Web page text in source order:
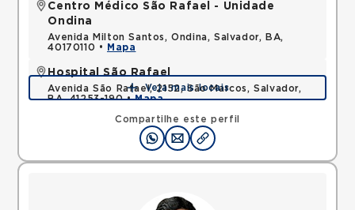
Compartilhe este perfil
Centro Médico São Rafael - Unidade
Ondina
Avenida Milton Santos, Ondina, Salvador, BA,
40170110 •
Mapa
Hospital São Rafael
Avenida São Rafael, 2152, São Marcos, Salvador,
BA, 41253-190 •Mapa
Veja mais locais